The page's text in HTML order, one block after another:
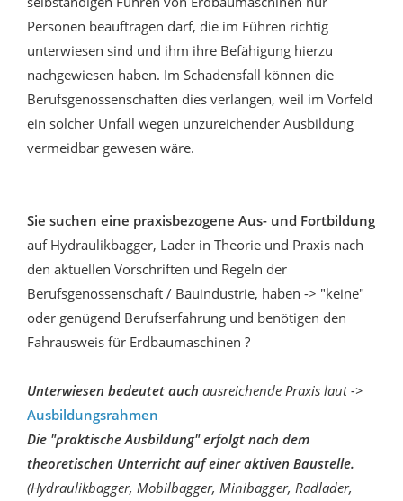
Personen beauftragen darf, die im Führen richtig
unterwiesen sind und ihm ihre Befähigung hierzu
nachgewiesen haben. Im Schadensfall können die
Berufsgenossenschaften dies verlangen, weil im Vorfeld
ein solcher Unfall wegen unzureichender Ausbildung
vermeidbar gewesen wäre.
Sie suchen eine praxisbezogene Aus- und Fortbildung
auf Hydraulikbagger, Lader in Theorie und Praxis nach
den aktuellen Vorschriften und Regeln der
Berufsgenossenschaft / Bauindustrie, haben -> "keine"
oder genügend Berufserfahrung und benötigen den
Fahrausweis für Erdbaumaschinen ?
Unterwiesen bedeutet auch ausreichende Praxis laut ->
Ausbildungsrahmen
Die "praktische Ausbildung" erfolgt nach dem
theoretischen Unterricht auf einer aktiven Baustelle.
(Hydraulikbagger, Mobilbagger, Minibagger, Radlader,